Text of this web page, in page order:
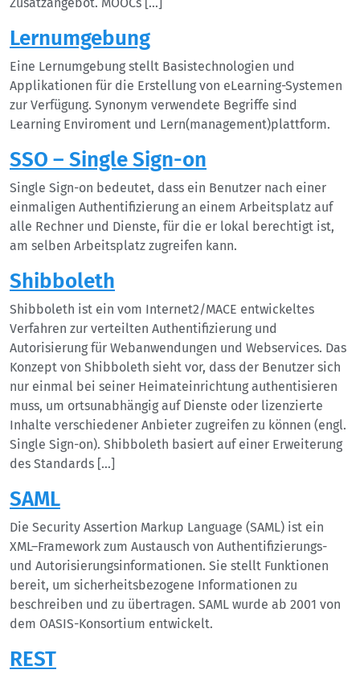
Lernumgebung
Eine Lernumgebung stellt Basistechnologien und
Applikationen für die Erstellung von eLearning-Systemen
zur Verfügung. Synonym verwendete Begriffe sind
Learning Enviroment und Lern(management)plattform.
SSO – Single Sign-on
Single Sign-on bedeutet, dass ein Benutzer nach einer
einmaligen Authentifizierung an einem Arbeitsplatz auf
alle Rechner und Dienste, für die er lokal berechtigt ist,
am selben Arbeitsplatz zugreifen kann.
Shibboleth
Shibboleth ist ein vom Internet2/MACE entwickeltes
Verfahren zur verteilten Authentifizierung und
Autorisierung für Webanwendungen und Webservices. Das
Konzept von Shibboleth sieht vor, dass der Benutzer sich
nur einmal bei seiner Heimateinrichtung authentisieren
muss, um ortsunabhängig auf Dienste oder lizenzierte
Inhalte verschiedener Anbieter zugreifen zu können (engl.
Single Sign-on). Shibboleth basiert auf einer Erweiterung
des Standards […]
SAML
Die Security Assertion Markup Language (SAML) ist ein
XML–Framework zum Austausch von Authentifizierungs-
und Autorisierungsinformationen. Sie stellt Funktionen
bereit, um sicherheitsbezogene Informationen zu
beschreiben und zu übertragen. SAML wurde ab 2001 von
dem OASIS-Konsortium entwickelt.
REST